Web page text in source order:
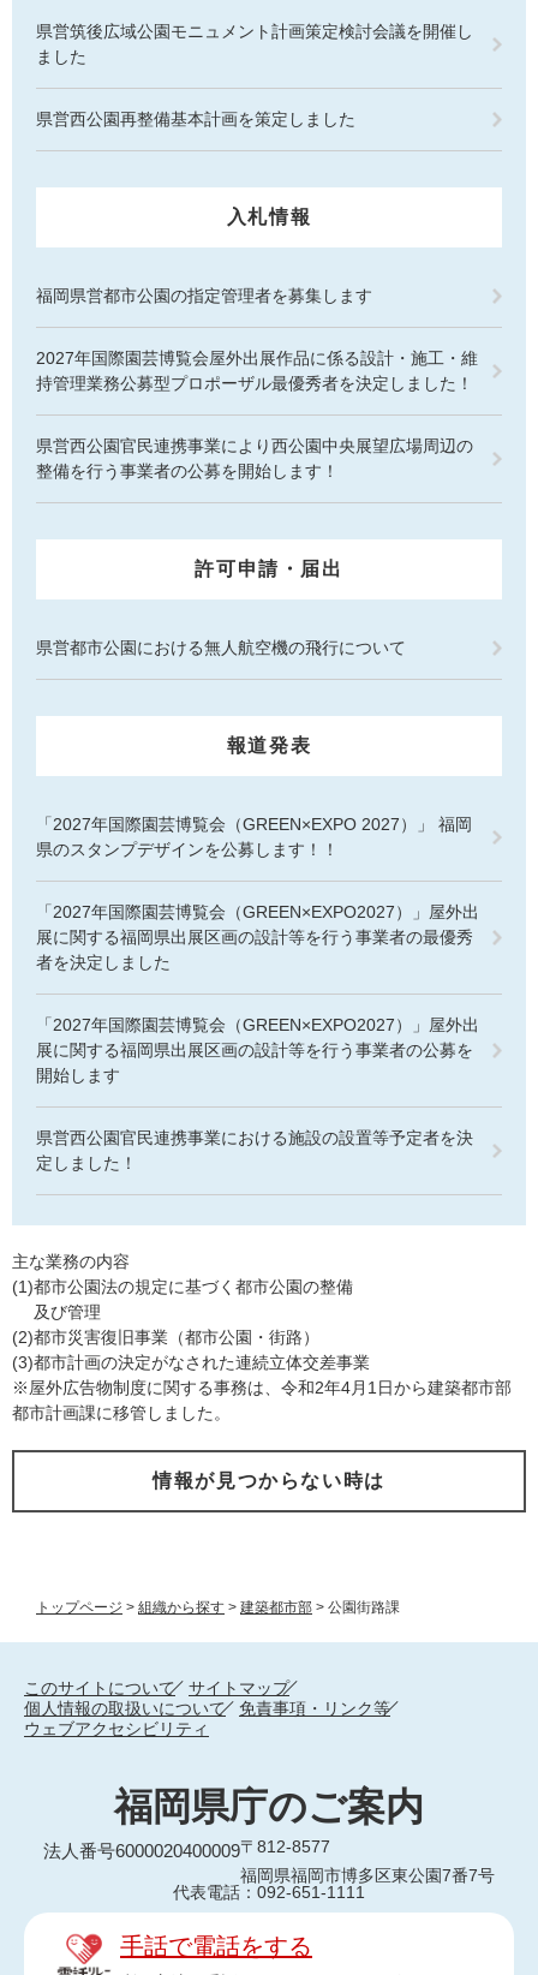
トップページ > 組織から探す > 建築都市部 > 公園街路課
県営筑後広域公園モニュメント計画策定検討会議を開催し
ました
県営西公園再整備基本計画を策定しました
入札情報
福岡県営都市公園の指定管理者を募集します
2027年国際園芸博覧会屋外出展作品に係る設計・施工・維
持管理業務公募型プロポーザル最優秀者を決定しました！
県営西公園官民連携事業により西公園中央展望広場周辺の
整備を行う事業者の公募を開始します！
許可申請・届出
県営都市公園における無人航空機の飛行について
報道発表
「2027年国際園芸博覧会（GREEN×EXPO 2027）」 福岡
県のスタンプデザインを公募します！！
「2027年国際園芸博覧会（GREEN×EXPO2027）」屋外出
展に関する福岡県出展区画の設計等を行う事業者の最優秀
者を決定しました
「2027年国際園芸博覧会（GREEN×EXPO2027）」屋外出
展に関する福岡県出展区画の設計等を行う事業者の公募を
開始します
県営西公園官民連携事業における施設の設置等予定者を決
定しました！
主な業務の内容
(1)都市公園法の規定に基づく都市公園の整備
及び管理
(2)都市災害復旧事業（都市公園・街路）
(3)都市計画の決定がなされた連続立体交差事業
※屋外広告物制度に関する事務は、令和2年4月1日から建築都市部
都市計画課に移管しました。
情報が見つからない時は
このサイトについて
サイトマップ
個人情報の取扱いについて
免責事項・リンク等
ウェブアクセシビリティ
福岡県庁のご案内
法人番号6000020400009〒812-8577
福岡県福岡市博多区東公園7番7号
代表電話：092-651-1111
手話で電話をする